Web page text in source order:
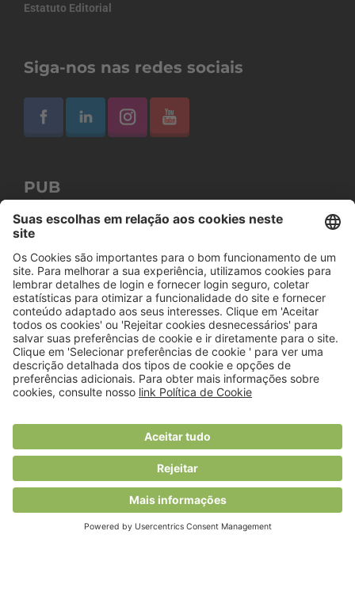
Estatuto Editorial
Siga-nos nas redes sociais
PUB
© 2018 Viver Saudável
O portal dos profissionais de nutrição